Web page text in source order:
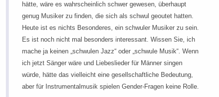
hätte, wäre es wahrscheinlich schwer gewesen, überhaupt
genug Musiker zu finden, die sich als schwul geoutet hatten.
Heute ist es nichts Besonderes, ein schwuler Musiker zu sein.
Es ist noch nicht mal besonders interessant. Wissen Sie, ich
mache ja keinen „schwulen Jazz“ oder „schwule Musik“. Wenn
ich jetzt Sänger wäre und Liebeslieder für Männer singen
würde, hätte das vielleicht eine gesellschaftliche Bedeutung,
aber für Instrumentalmusik spielen Gender-Fragen keine Rolle.